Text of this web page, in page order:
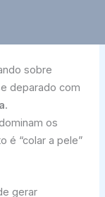
sobre
deparado com
.
os
é “colar a pele”
gerar